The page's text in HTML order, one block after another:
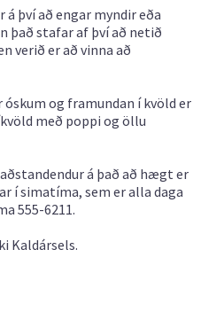
því að engar myndir eða
það stafar af því að netið
verið er að vinna að
og framundan í kvöld er
með poppi og öllu
á það að hægt er
í simatíma, sem er alla daga
555-6211.
Kaldársels.